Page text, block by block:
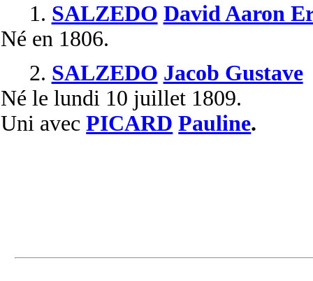
1. SALZEDO David Aaron
Né en 1806.
2. SALZEDO Jacob Gustave
Né le lundi 10 juillet 1809.
Uni avecPICARD Pauline.